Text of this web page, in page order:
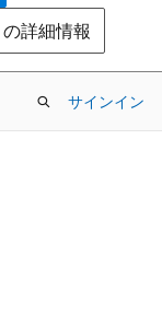
詳細情報
サインイン